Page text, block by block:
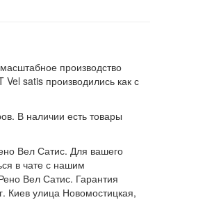
производство
satis производились как с
В наличии есть товары
Вел Сатис. Для вашего
в чате с нашим
Вел Сатис. Гарантия
Киев улица Новомостицкая,